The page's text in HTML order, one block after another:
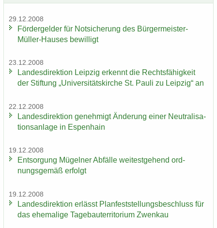
29.12.2008
För­der­gel­der für Not­si­che­rung des Bürgermeister-​
Müller-Hauses be­wil­ligt
23.12.2008
Lan­des­di­rek­ti­on Leip­zig er­kennt die Rechts­fä­hig­keit
der Stif­tung „Uni­ver­si­täts­kir­che St. Pauli zu Leip­zig“ an
22.12.2008
Lan­des­di­rek­ti­on ge­neh­migt Än­de­rung einer Neu­tra­li­sa­
ti­ons­an­la­ge in Es­pen­hain
19.12.2008
Ent­sor­gung Mü­gel­ner Ab­fäl­le wei­test­ge­hend ord­
nungs­ge­mäß er­folgt
19.12.2008
Lan­des­di­rek­ti­on er­lässt Plan­fest­stel­lungs­be­schluss für
das ehe­ma­li­ge Ta­ge­bau­ter­ri­to­ri­um Zwenkau